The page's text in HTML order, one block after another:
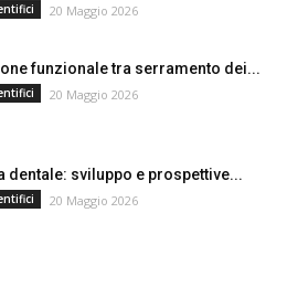
20 Maggio 2026
funzionale tra serramento dei...
20 Maggio 2026
dentale: sviluppo e prospettive...
20 Maggio 2026